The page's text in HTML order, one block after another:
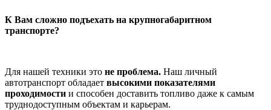
К Вам сложно подъехать на крупногабаритном
транспорте?
Для нашей техники это не проблема. Наш личный
автотранспорт обладает высокими показателями
проходимости и способен доставить топливо даже к самым
труднодоступным объектам и карьерам.